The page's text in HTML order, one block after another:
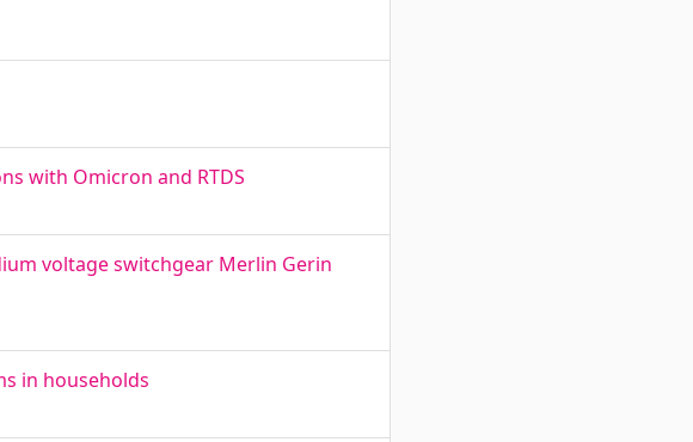
with Omicron and RTDS
voltage switchgear Merlin Gerin
in households